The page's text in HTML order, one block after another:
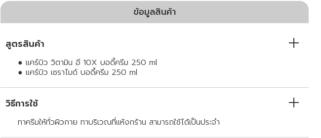
ข้อมูลสินค้า
สูตรสินค้า
● แคร์บิว วิตามิน อี 10X บอดี้ครีม 250 ml
● แคร์บิว เซราไมด์ บอดี้ครีม 250 ml
วิธีการใช้
ทาครีมให้ทั่วผิวกาย ทาบริเวณที่แห้งกร้าน สามารถใช้ได้เป็นประจำ